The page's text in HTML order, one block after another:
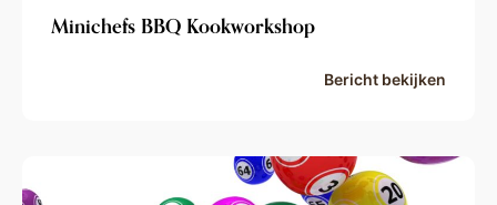
Minichefs BBQ Kookworkshop
Bericht bekijken